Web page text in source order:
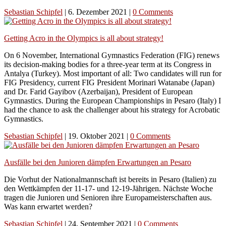
Sebastian Schipfel | 6. Dezember 2021 | 0 Comments
Getting Acro in the Olympics is all about strategy!
On 6 November, International Gymnastics Federation (FIG) renews
its decision-making bodies for a three-year term at its Congress in
Antalya (Turkey). Most important of all: Two candidates will run for
FIG Presidency, current FIG President Morinari Watanabe (Japan)
and Dr. Farid Gayibov (Azerbaijan), President of European
Gymnastics. During the European Championships in Pesaro (Italy) I
had the chance to ask the challenger about his strategy for Acrobatic
Gymnastics.
Sebastian Schipfel | 19. Oktober 2021 | 0 Comments
Ausfälle bei den Junioren dämpfen Erwartungen an Pesaro
Die Vorhut der Nationalmannschaft ist bereits in Pesaro (Italien) zu
den Wettkämpfen der 11-17- und 12-19-Jährigen. Nächste Woche
tragen die Junioren und Senioren ihre Europameisterschaften aus.
Was kann erwartet werden?
Sebastian Schipfel | 24. September 2021 | 0 Comments